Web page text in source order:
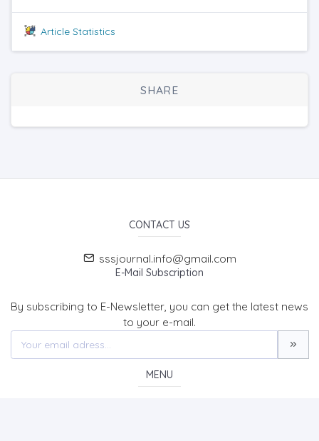
Article Statistics
SHARE
CONTACT US
sssjournal.info@gmail.com
E-Mail Subscription
By subscribing to E-Newsletter, you can get the latest news
to your e-mail.
MENU